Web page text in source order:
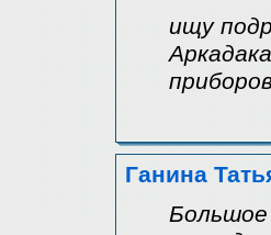
ищу
Ганина